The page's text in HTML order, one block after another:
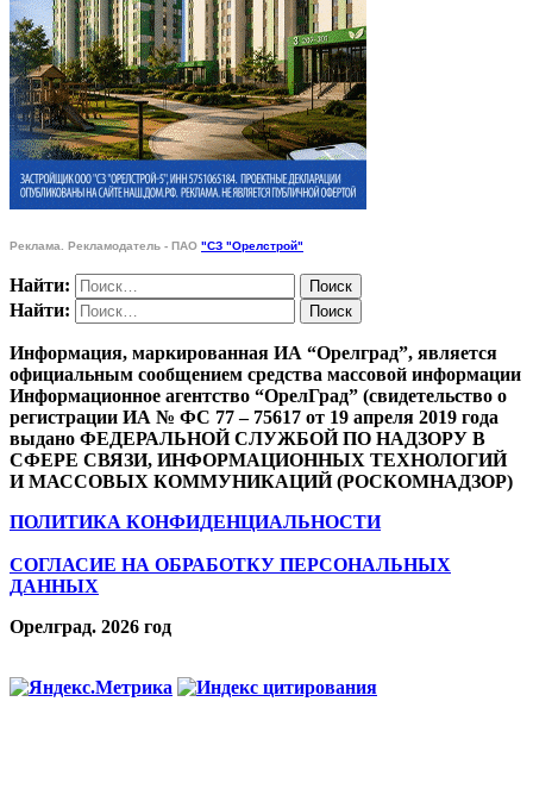
Реклама. Рекламодатель - ПАО "СЗ "Орелстрой"
Найти:
Найти:
Информация, маркированная ИА “Орелград”, является
официальным сообщением средства массовой информации
Информационное агентство “ОрелГрад” (свидетельство о
регистрации ИА № ФС 77 – 75617 от 19 апреля 2019 года
выдано ФЕДЕРАЛЬНОЙ СЛУЖБОЙ ПО НАДЗОРУ В
СФЕРЕ СВЯЗИ, ИНФОРМАЦИОННЫХ ТЕХНОЛОГИЙ
И МАССОВЫХ КОММУНИКАЦИЙ (РОСКОМНАДЗОР)
ПОЛИТИКА КОНФИДЕНЦИАЛЬНОСТИ
СОГЛАСИЕ НА ОБРАБОТКУ ПЕРСОНАЛЬНЫХ
ДАННЫХ
Орелград. 2026 год